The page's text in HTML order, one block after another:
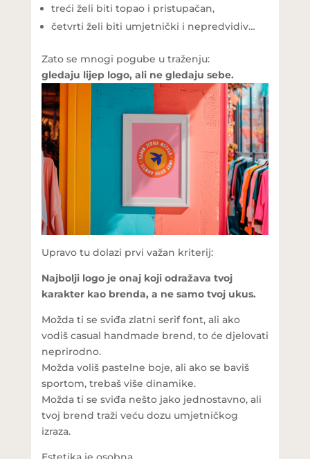
treći želi biti topao i pristupačan,
četvrti želi biti umjetnički i nepredvidiv…
Zato se mnogi pogube u traženju:
gledaju lijep logo, ali ne gledaju sebe.
Upravo tu dolazi prvi važan kriterij:
Najbolji logo je onaj koji odražava tvoj
karakter kao brenda, a ne samo tvoj ukus.
Možda ti se sviđa zlatni serif font, ali ako
vodiš casual handmade brend, to će djelovati
neprirodno.
Možda voliš pastelne boje, ali ako se baviš
sportom, trebaš više dinamike.
Možda ti se sviđa nešto jako jednostavno, ali
tvoj brend traži veću dozu umjetničkog
izraza.